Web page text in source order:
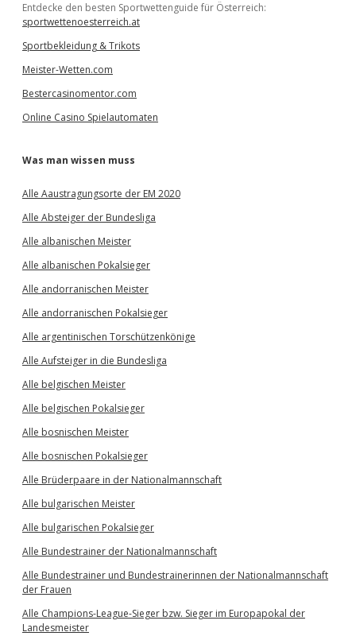
Entdecke den besten Sportwettenguide für Österreich:
sportwettenoesterreich.at
Sportbekleidung & Trikots
Meister-Wetten.com
Bestercasinomentor.com
Online Casino Spielautomaten
Was man wissen muss
Alle Aaustragungsorte der EM 2020
Alle Absteiger der Bundesliga
Alle albanischen Meister
Alle albanischen Pokalsieger
Alle andorranischen Meister
Alle andorranischen Pokalsieger
Alle argentinischen Torschützenkönige
Alle Aufsteiger in die Bundesliga
Alle belgischen Meister
Alle belgischen Pokalsieger
Alle bosnischen Meister
Alle bosnischen Pokalsieger
Alle Brüderpaare in der Nationalmannschaft
Alle bulgarischen Meister
Alle bulgarischen Pokalsieger
Alle Bundestrainer der Nationalmannschaft
Alle Bundestrainer und Bundestrainerinnen der Nationalmannschaft
der Frauen
Alle Champions-League-Sieger bzw. Sieger im Europapokal der
Landesmeister